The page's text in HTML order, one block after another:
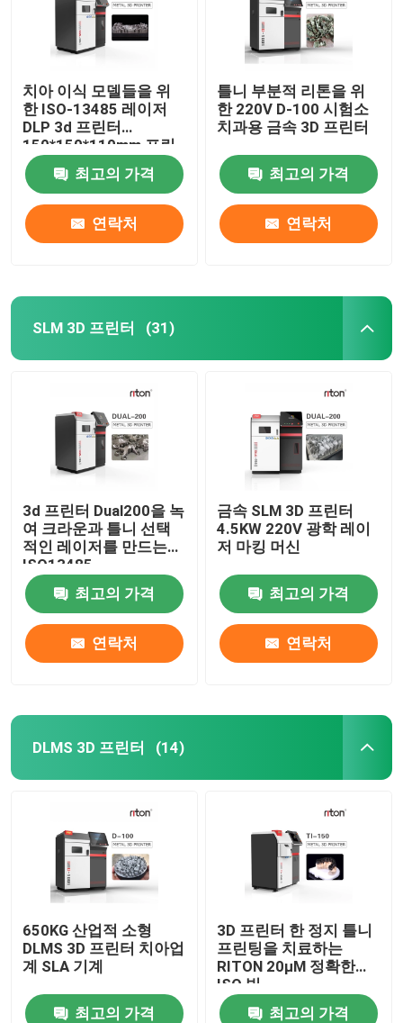
치아 이식 모델들을 위
한 ISO-13485 레이저
DLP 3d 프린터
150*150*110mm 프린
팅 사이즈
최고의 가격
연락처
틀니 부분적 리톤을 위
한 220V D-100 시험소
치과용 금속 3D 프린터
최고의 가격
연락처
SLM 3D 프린터 (31)
3d 프린터 Dual200을 녹
여 크라운과 틀니 선택
적인 레이저를 만드는
ISO13485
최고의 가격
연락처
금속 SLM 3D 프린터
4.5KW 220V 광학 레이
저 마킹 머신
최고의 가격
연락처
DLMS 3D 프린터 (14)
650KG 산업적 소형
DLMS 3D 프린터 치아업
계 SLA 기계
최고의 가격
3D 프린터 한 정지 틀니
프린팅을 치료하는
RITON 20μM 정확한
ISO 빛
최고의 가격